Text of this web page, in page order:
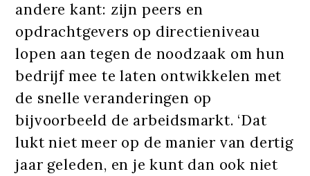
andere kant: zijn peers en
opdrachtgevers op directieniveau
lopen aan tegen de noodzaak om hun
bedrijf mee te laten ontwikkelen met
de snelle veranderingen op
bijvoorbeeld de arbeidsmarkt. ‘Dat
lukt niet meer op de manier van dertig
jaar geleden, en je kunt dan ook niet